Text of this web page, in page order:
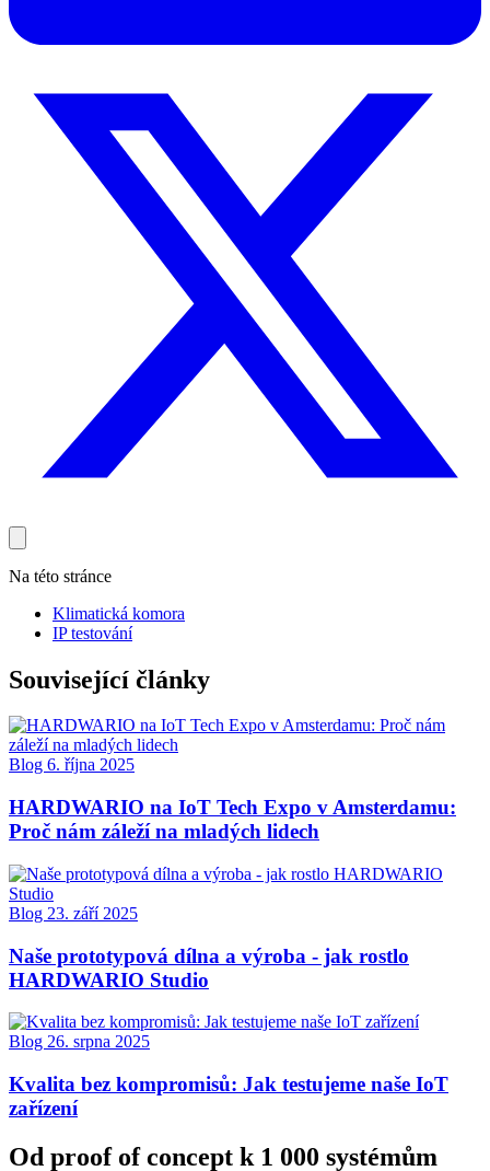
Na této stránce
Klimatická komora
IP testování
Související články
Blog 6. října 2025
HARDWARIO na IoT Tech Expo v Amsterdamu:
Proč nám záleží na mladých lidech
Blog 23. září 2025
Naše prototypová dílna a výroba - jak rostlo
HARDWARIO Studio
Blog 26. srpna 2025
Kvalita bez kompromisů: Jak testujeme naše IoT
zařízení
Od proof of concept k 1 000 systémům